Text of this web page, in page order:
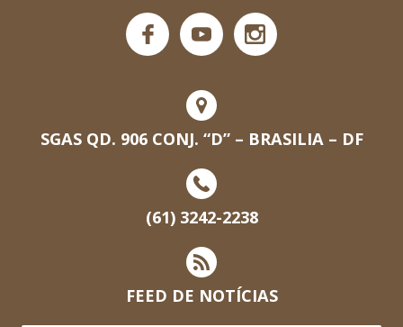
SGAS QD. 906 CONJ. “D” – BRASILIA – DF
(61) 3242-2238
FEED DE NOTÍCIAS